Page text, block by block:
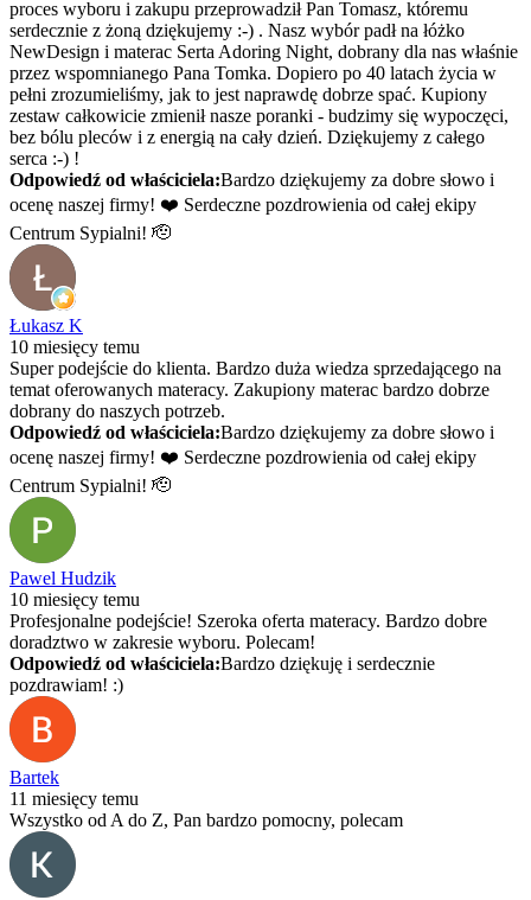
proces wyboru i zakupu przeprowadził Pan Tomasz, któremu
serdecznie z żoną dziękujemy :-) . Nasz wybór padł na łóżko
NewDesign i materac Serta Adoring Night, dobrany dla nas właśnie
przez wspomnianego Pana Tomka. Dopiero po 40 latach życia w
pełni zrozumieliśmy, jak to jest naprawdę dobrze spać. Kupiony
zestaw całkowicie zmienił nasze poranki - budzimy się wypoczęci,
bez bólu pleców i z energią na cały dzień. Dziękujemy z całego
serca :-) !
Odpowiedź od właściciela:Bardzo dziękujemy za dobre słowo i
ocenę naszej firmy! ❤️ Serdeczne pozdrowienia od całej ekipy
Centrum Sypialni! 🫡
Łukasz K
10 miesięcy temu
Super podejście do klienta. Bardzo duża wiedza sprzedającego na
temat oferowanych materacy. Zakupiony materac bardzo dobrze
dobrany do naszych potrzeb.
Odpowiedź od właściciela:Bardzo dziękujemy za dobre słowo i
ocenę naszej firmy! ❤️ Serdeczne pozdrowienia od całej ekipy
Centrum Sypialni! 🫡
Pawel Hudzik
10 miesięcy temu
Profesjonalne podejście! Szeroka oferta materacy. Bardzo dobre
doradztwo w zakresie wyboru. Polecam!
Odpowiedź od właściciela:Bardzo dziękuję i serdecznie
pozdrawiam! :)
Bartek
11 miesięcy temu
Wszystko od A do Z, Pan bardzo pomocny, polecam